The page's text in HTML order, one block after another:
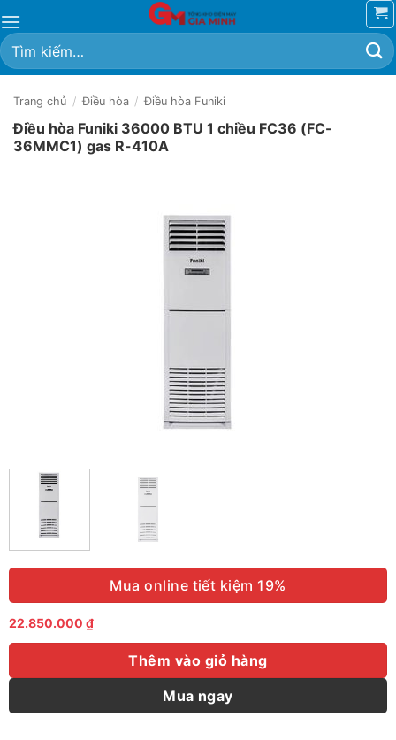
qua
nội
dung
Tìm
kiếm:
Trang chủ / Điều hòa / Điều hòa Funiki
Điều hòa Funiki 36000 BTU 1 chiều FC36 (FC-
36MMC1) gas R-410A
Mua online tiết kiệm 19%
22.850.000 ₫
Thêm vào giỏ hàng
Mua ngay